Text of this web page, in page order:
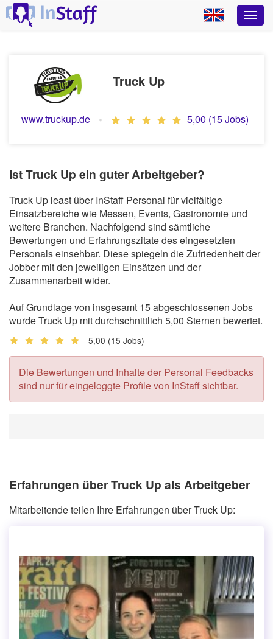
Truck Up
www.truckup.de 5,00 (15 Jobs)
Ist Truck Up ein guter Arbeitgeber?
Truck Up least über InStaff Personal für vielfältige
Einsatzbereiche wie Messen, Events, Gastronomie und
weitere Branchen. Nachfolgend sind sämtliche
Bewertungen und Erfahrungszitate des eingesetzten
Personals einsehbar. Diese spiegeln die Zufriedenheit der
Jobber mit den jeweiligen Einsätzen und der
Zusammenarbeit wider.
Auf Grundlage von insgesamt 15 abgeschlossenen Jobs
wurde Truck Up mit durchschnittlich 5,00 Sternen bewertet.
5,00 (15 Jobs)
Die Bewertungen und Inhalte der Personal Feedbacks
sind nur für eingeloggte Profile von InStaff sichtbar.
Erfahrungen über Truck Up als Arbeitgeber
Mitarbeitende teilen Ihre Erfahrungen über Truck Up: